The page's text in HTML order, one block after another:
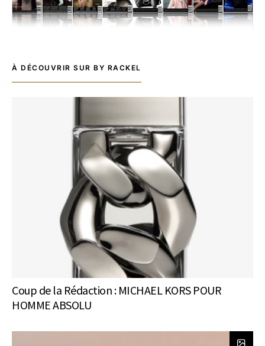
À DÉCOUVRIR SUR BY RACKEL
Coup de la Rédaction : MICHAEL KORS POUR
HOMME ABSOLU